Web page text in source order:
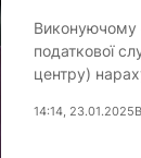
Виконуючому
податкової
центру)
14:14, 23.01.2025